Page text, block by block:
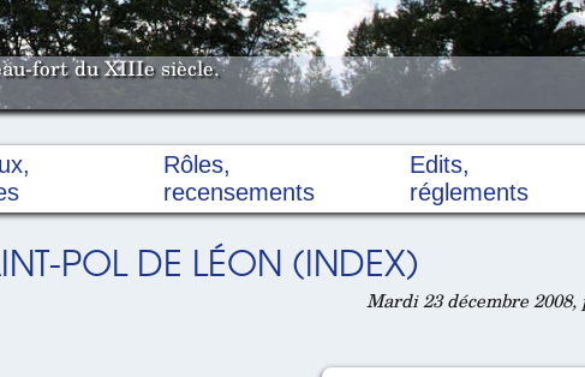
fort du XIIIe siècle.
Rôles,
recensements
Edits,
réglements
POL DE LÉON (INDEX)
Mardi 23 décembre